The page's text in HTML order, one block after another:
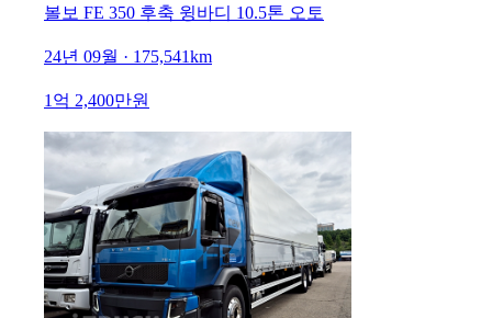
볼보 FE 350 후축 윙바디 10.5톤 오토
24년 09월 · 175,541km
1억 2,400만원